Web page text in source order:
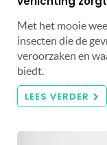
Met het mooie
insecten die de
veroorzaken en
biedt.
LEES VERDER